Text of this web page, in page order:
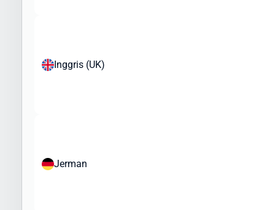
Dokumen legal dan kontrak bisnis
Sertifikat dan dokumen akademik
Pengiriman express prioritas
Pelacakan end-to-end
Inggris (UK)
Jerman